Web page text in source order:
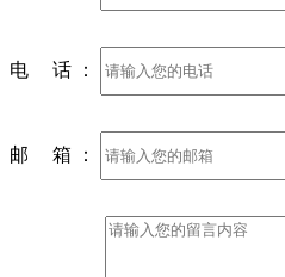
电 话 ：
邮 箱 ：